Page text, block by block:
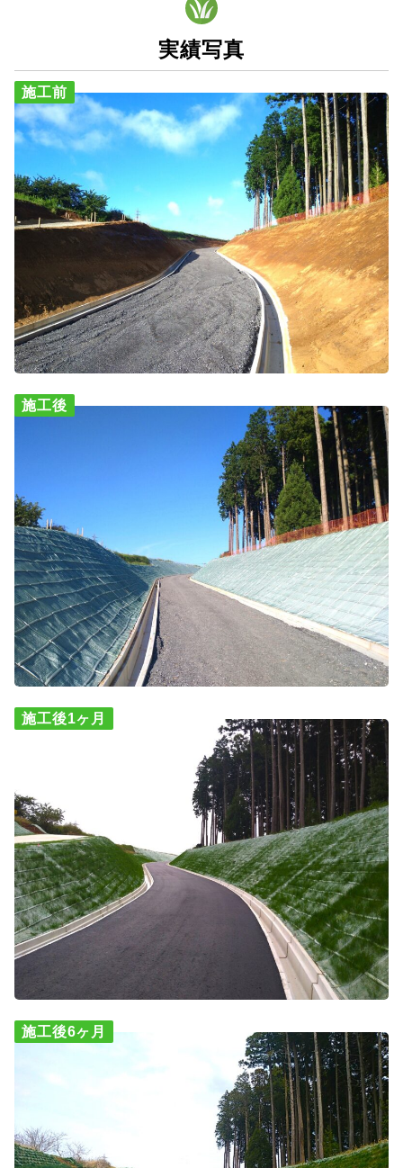
実績写真
施工前
施工後
施工後1ヶ月
施工後6ヶ月